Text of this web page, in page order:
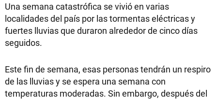
Una semana catastrófica se vivió en varias
localidades del país por las tormentas eléctricas y
fuertes lluvias que duraron alrededor de cinco días
seguidos.
Este fin de semana, esas personas tendrán un respiro
de las lluvias y se espera una semana con
temperaturas moderadas. Sin embargo, después del